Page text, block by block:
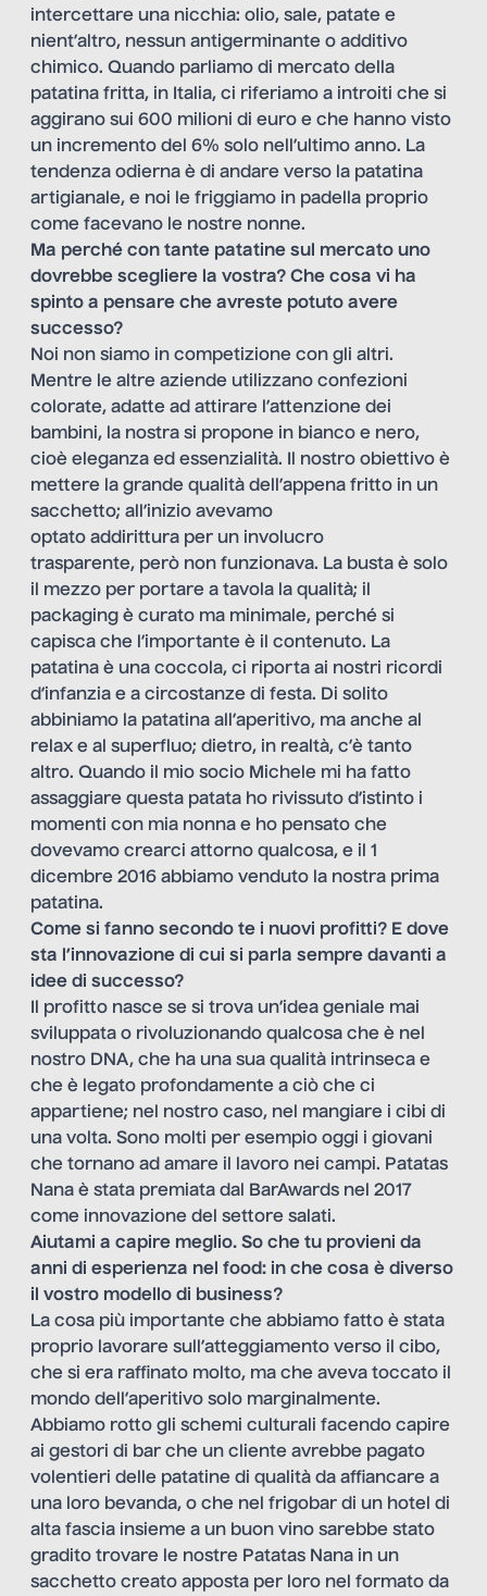
intercettare una nicchia: olio, sale, patate e
nient’altro, nessun antigerminante o additivo
chimico. Quando parliamo di mercato della
patatina fritta, in Italia, ci riferiamo a introiti che si
aggirano sui 600 milioni di euro e che hanno visto
un incremento del 6% solo nell’ultimo anno. La
tendenza odierna è di andare verso la patatina
artigianale, e noi le friggiamo in padella proprio
come facevano le nostre nonne.
Ma perché con tante patatine sul mercato uno
dovrebbe scegliere la vostra? Che cosa vi ha
spinto a pensare che avreste potuto avere
successo?
Noi non siamo in competizione con gli altri.
Mentre le altre aziende utilizzano confezioni
colorate, adatte ad attirare l’attenzione dei
bambini, la nostra si propone in bianco e nero,
cioè eleganza ed essenzialità. Il nostro obiettivo è
mettere la grande qualità dell’appena fritto in un
sacchetto; all’inizio avevamo
optato addirittura per un involucro
trasparente, però non funzionava. La busta è solo
il mezzo per portare a tavola la qualità; il
packaging è curato ma minimale, perché si
capisca che l’importante è il contenuto. La
patatina è una coccola, ci riporta ai nostri ricordi
d’infanzia e a circostanze di festa. Di solito
abbiniamo la patatina all’aperitivo, ma anche al
relax e al superfluo; dietro, in realtà, c’è tanto
altro. Quando il mio socio Michele mi ha fatto
assaggiare questa patata ho rivissuto d’istinto i
momenti con mia nonna e ho pensato che
dovevamo crearci attorno qualcosa, e il 1
dicembre 2016 abbiamo venduto la nostra prima
patatina.
Come si fanno secondo te i nuovi profitti? E dove
sta l’innovazione di cui si parla sempre davanti a
idee di successo?
Il profitto nasce se si trova un’idea geniale mai
sviluppata o rivoluzionando qualcosa che è nel
nostro DNA, che ha una sua qualità intrinseca e
che è legato profondamente a ciò che ci
appartiene; nel nostro caso, nel mangiare i cibi di
una volta. Sono molti per esempio oggi i giovani
che tornano ad amare il lavoro nei campi. Patatas
Nana è stata premiata dal BarAwards nel 2017
come innovazione del settore salati.
Aiutami a capire meglio. So che tu provieni da
anni di esperienza nel food: in che cosa è diverso
il vostro modello di business?
La cosa più importante che abbiamo fatto è stata
proprio lavorare sull’atteggiamento verso il cibo,
che si era raffinato molto, ma che aveva toccato il
mondo dell’aperitivo solo marginalmente.
Abbiamo rotto gli schemi culturali facendo capire
ai gestori di bar che un cliente avrebbe pagato
volentieri delle patatine di qualità da affiancare a
una loro bevanda, o che nel frigobar di un hotel di
alta fascia insieme a un buon vino sarebbe stato
gradito trovare le nostre Patatas Nana in un
sacchetto creato apposta per loro nel formato da